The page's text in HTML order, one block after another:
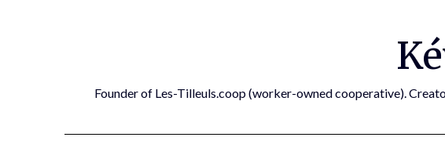
Founder of Les-Tilleuls.coop (worker-owned cooperative).